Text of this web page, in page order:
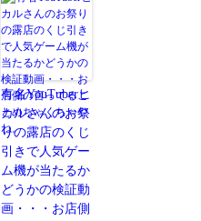
有名YouTuberヒ
カルさんのお祭
りの露店のくじ
引きで人気ゲー
ム機が当たるか
どうかの検証動
画・・・お店側